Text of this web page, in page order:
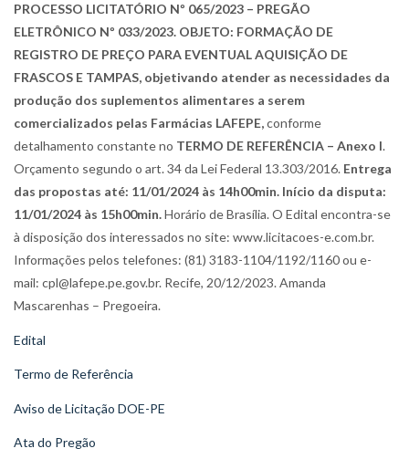
PROCESSO LICITATÓRIO Nº 065/2023 – PREGÃO
ELETRÔNICO Nº 033/2023. OBJETO: FORMAÇÃO DE
REGISTRO DE PREÇO PARA EVENTUAL AQUISIÇÃO DE
FRASCOS E TAMPAS, objetivando atender as necessidades da
produção dos suplementos alimentares a serem
comercializados pelas Farmácias LAFEPE,conforme
detalhamento constante no TERMO DE REFERÊNCIA – Anexo I.
Orçamento segundo o art. 34 da Lei Federal 13.303/2016. Entrega
das propostas até: 11/01/2024 às 14h00min. Início da disputa:
11/01/2024 às 15h00min.Horário de Brasília. O Edital encontra-se
à disposição dos interessados no site: www.licitacoes-e.com.br.
Informações pelos telefones: (81) 3183-1104/1192/1160 ou e-
mail: cpl@lafepe.pe.gov.br. Recife, 20/12/2023. Amanda
Mascarenhas – Pregoeira.
Edital
Termo de Referência
Aviso de Licitação DOE-PE
Ata do Pregão